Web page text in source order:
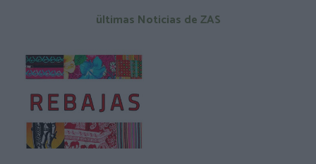
ültimas Noticias de ZAS